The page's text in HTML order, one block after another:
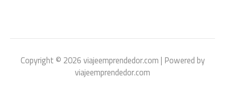
Copyright © 2026 viajeemprendedor.com | Powered by
viajeemprendedor.com